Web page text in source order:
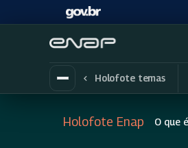
Holofote temas
Holofote Enap O que